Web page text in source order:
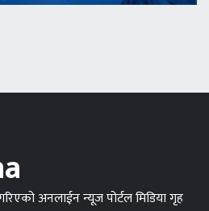
अनलाईन न्यूज पोर्टल मिडिया गृह